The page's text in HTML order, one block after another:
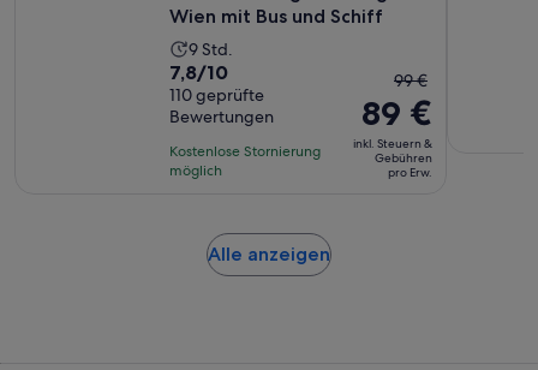
Wien mit Bus und Schiff
Die
Aktivität
dauert
9
Stunden
9 Std.
7.8
von
10,
basierend
auf
7,8/10
110 geprüfte
Bewertungen
Kostenlose Stornierung
möglich
Der
vorherige
Preis
war
99 €
99 €
89 €
inkl. Steuern &
Gebühren
pro Erw.
Alle anzeigenWird